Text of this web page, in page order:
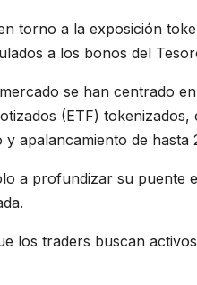
torno a la exposición
a los bonos del
se han centrado
(ETF)
apalancamiento de hasta
a profundizar su puente
los traders buscan